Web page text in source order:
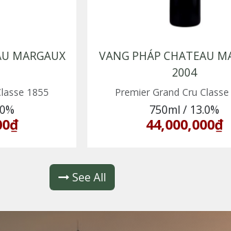
MARGAUX
1855
VANG PHÁP CHATEAU
2004
Premier Grand Cru
750ml / 13.0%
44,000,000₫
See All